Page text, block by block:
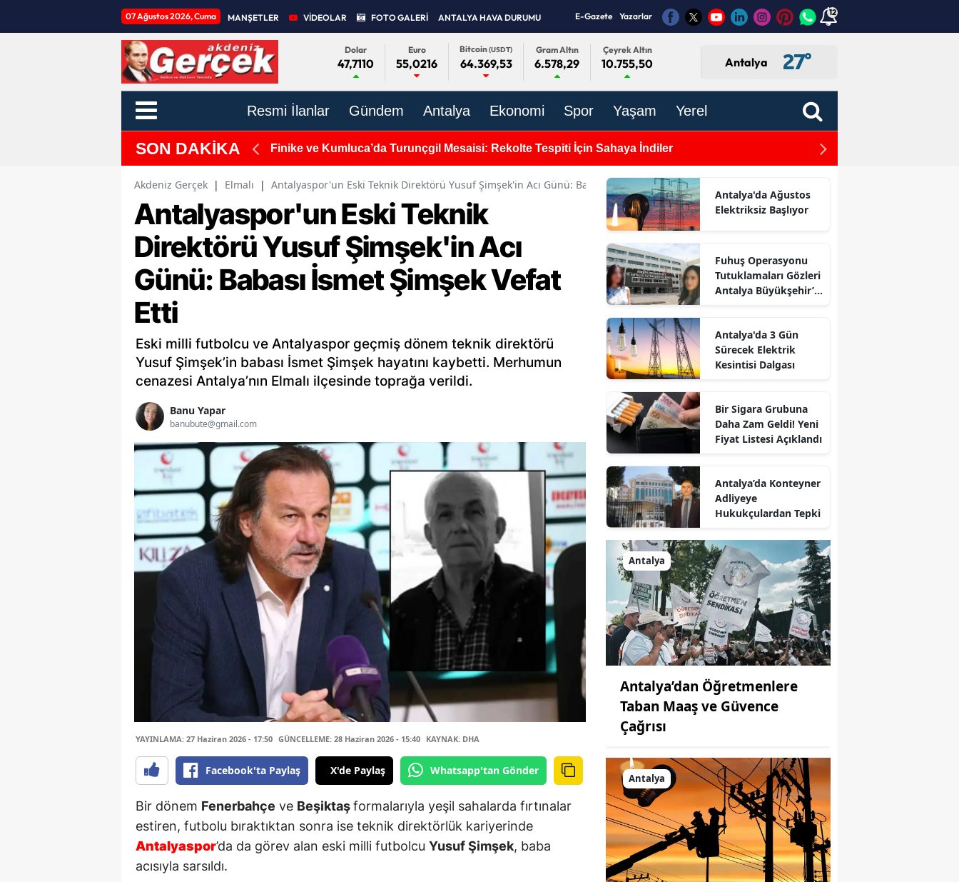
07 Ağustos 2026, Cuma MANŞETLER VİDEOLAR FOTO GALERİ ANTALYA HAVA DURUMU E-Gazete Yazarlar 12
Dolar
47,7110
Euro
55,0216
Bitcoin(USDT)
64.369,53
Gram Altın
6.578,29
Çeyrek Altın
10.755,50 Antalya 27°
Resmi İlanlar Gündem Antalya Ekonomi Spor Yaşam Yerel
SON DAKİKA Finike ve Kumluca’da Turunçgil Mesaisi: Rekolte Tespiti İçin Sahaya İndiler Antalya Halinde En Ucuz
Akdeniz Gerçek | Elmalı | Antalyaspor'un Eski Teknik Direktörü Yusuf Şimşek'in Acı Günü: Babası İsmet Şimşek Vefat Etti
Antalyaspor'un Eski Teknik
Direktörü Yusuf Şimşek'in Acı
Günü: Babası İsmet Şimşek Vefat
Etti
Eski milli futbolcu ve Antalyaspor geçmiş dönem teknik direktörü
Yusuf Şimşek’in babası İsmet Şimşek hayatını kaybetti. Merhumun
cenazesi Antalya’nın Elmalı ilçesinde toprağa verildi.
Banu Yapar
banubute@gmail.com
YAYINLAMA: 27 Haziran 2026 - 17:50 GÜNCELLEME: 28 Haziran 2026 - 15:40 KAYNAK: DHA
Facebook'ta Paylaş X'de Paylaş Whatsapp'tan Gönder
Bir dönem Fenerbahçe ve Beşiktaşformalarıyla yeşil sahalarda fırtınalar
estiren, futbolu bıraktıktan sonra ise teknik direktörlük kariyerinde
Antalyaspor’da da görev alan eski milli futbolcu Yusuf Şimşek, baba
acısıyla sarsıldı.
Antalya'da Ağustos
Elektriksiz Başlıyor
Fuhuş Operasyonu
Tutuklamaları Gözleri
Antalya Büyükşehir’e
Antalya'da 3 Gün
Sürecek Elektrik
Kesintisi Dalgası
Bir Sigara Grubuna
Daha Zam Geldi! Yeni
Fiyat Listesi Açıklandı
Antalya’da Konteyner
Adliyeye
Hukukçulardan Tepki
Antalya
Antalya’dan Öğretmenlere
Taban Maaş ve Güvence
Çağrısı
Antalya